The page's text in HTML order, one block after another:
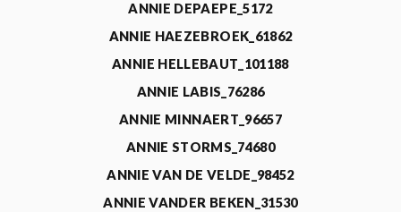
ANNIE DEPAEPE_5172
ANNIE HAEZEBROEK_61862
ANNIE HELLEBAUT_101188
ANNIE LABIS_76286
ANNIE MINNAERT_96657
ANNIE STORMS_74680
ANNIE VAN DE VELDE_98452
ANNIE VANDER BEKEN_31530